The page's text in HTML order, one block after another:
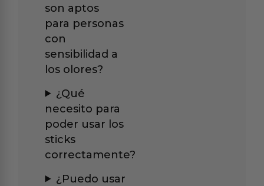
son aptos
para personas
con
sensibilidad a
los olores?
¿Qué
necesito para
poder usar los
sticks
correctamente?
¿Puedo usar